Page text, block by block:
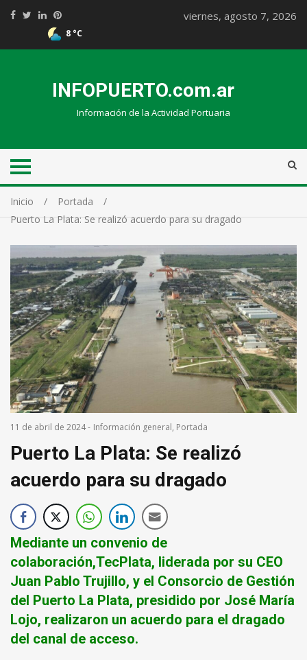
8 °C
viernes, agosto 7, 2026
INFOPUERTO.com.ar
Información de la Actividad Portuaria
Inicio
Portada
Puerto La Plata: Se realizó acuerdo para su dragado
11 de abril de 2024- Información general, Portada
Puerto La Plata: Se realizó
acuerdo para su dragado
Mediante un convenio de
colaboración,TecPlata, liderada por su CEO
Juan Pablo Trujillo, y el Consorcio de Gestión
del Puerto La Plata, presidido por José María
Lojo, realizaron un acuerdo para el dragado
del canal de acceso.